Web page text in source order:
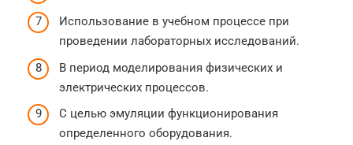
Использование в учебном процессе при
проведении лабораторных исследований.
В период моделирования физических и
электрических процессов.
С целью эмуляции функционирования
определенного оборудования.